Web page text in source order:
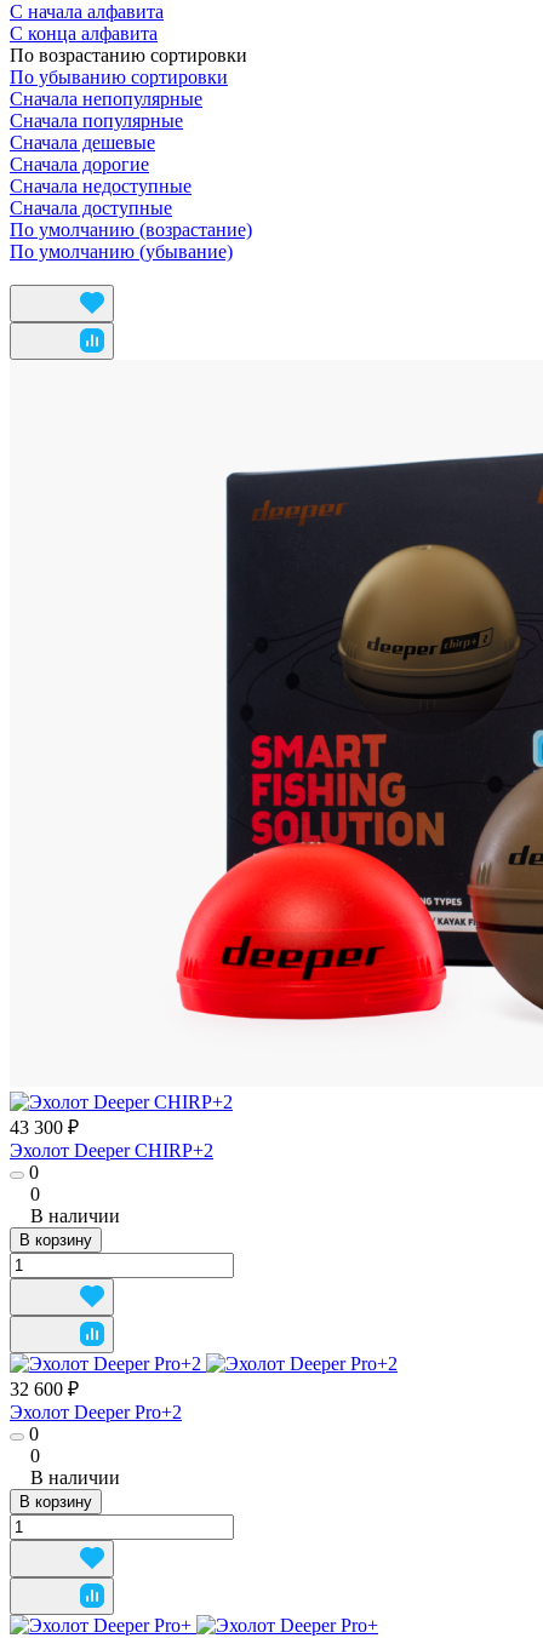
С начала алфавита
С конца алфавита
По возрастанию сортировки
По убыванию сортировки
Сначала непопулярные
Сначала популярные
Сначала дешевые
Сначала дорогие
Сначала недоступные
Сначала доступные
По умолчанию (возрастание)
По умолчанию (убывание)
43 300 ₽
Эхолот Deeper CHIRP+2
0
0
В наличии
В корзину
32 600 ₽
Эхолот Deeper Pro+2
0
0
В наличии
В корзину